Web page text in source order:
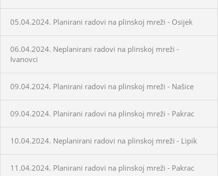
05.04.2024. Planirani radovi na plinskoj mreži - Osijek
06.04.2024. Neplanirani radovi na plinskoj mreži -
Ivanovci
09.04.2024. Planirani radovi na plinskoj mreži - Našice
09.04.2024. Planirani radovi na plinskoj mreži - Pakrac
10.04.2024. Neplanirani radovi na plinskoj mreži - Lipik
11.04.2024. Planirani radovi na plinskoj mreži - Pakrac